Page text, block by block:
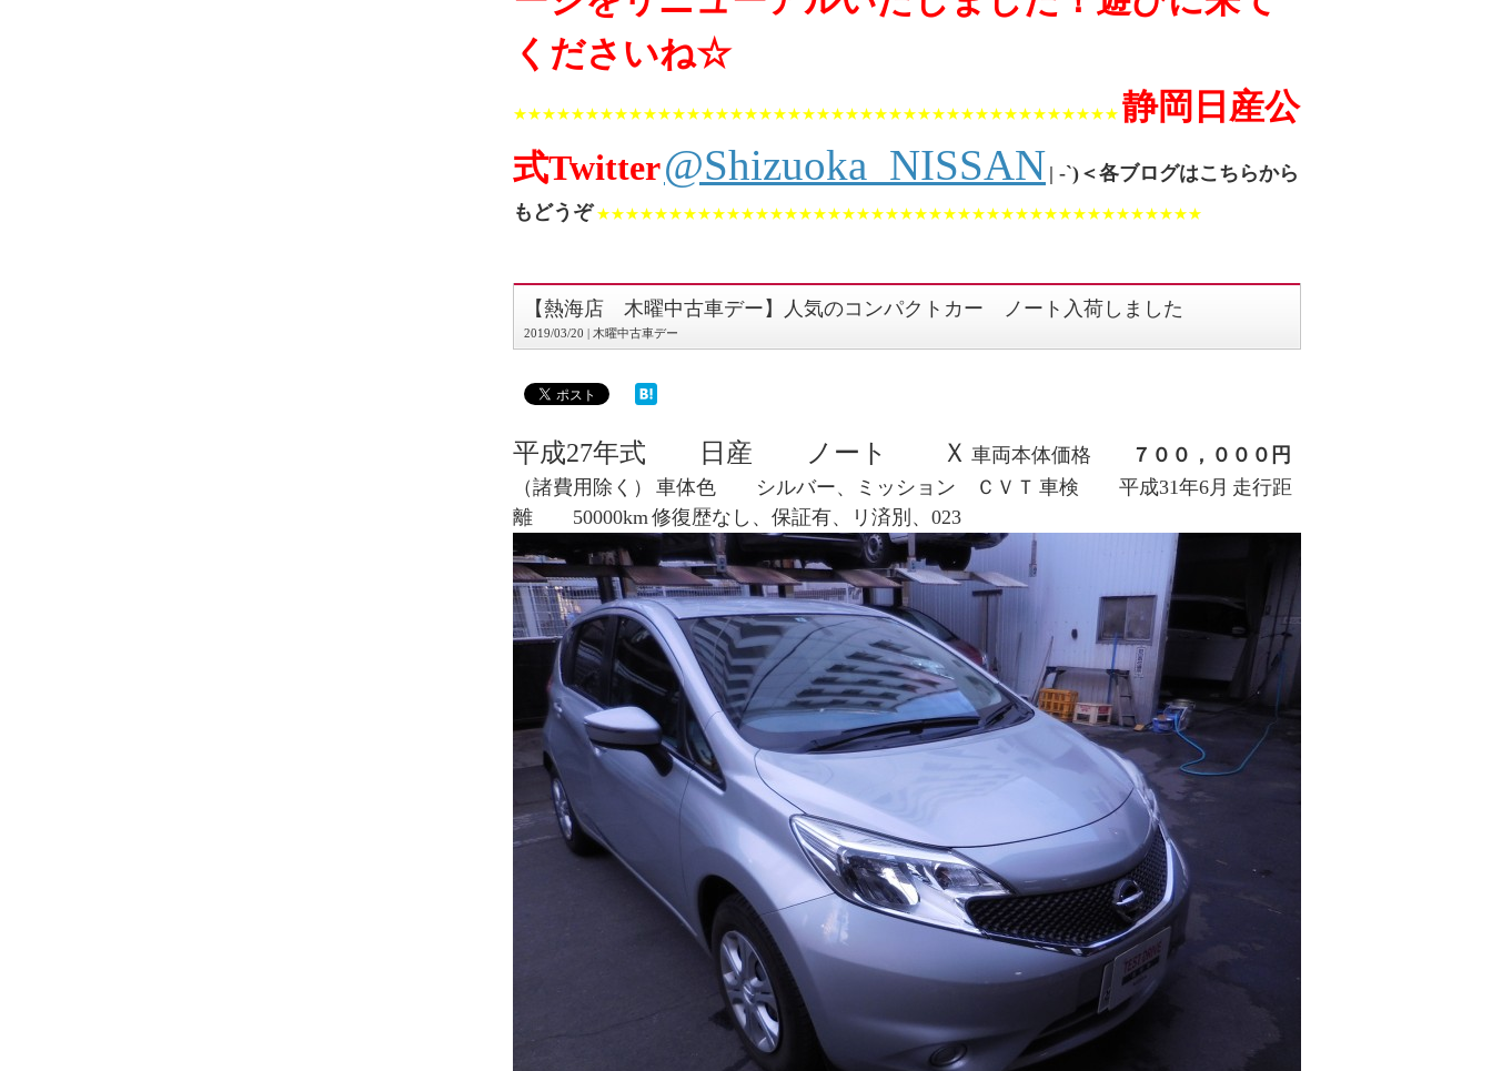
くださいね☆
★★★★★★★★★★★★★★★★★★★★★★★★★★★★★★★★★★★★★★★★★★ 静岡日産公
式Twitter@Shizuoka_NISSAN | -`)＜各ブログはこちらから
もどうぞ ★★★★★★★★★★★★★★★★★★★★★★★★★★★★★★★★★★★★★★★★★★
【熱海店 木曜中古車デー】人気のコンパクトカー ノート入荷しました
2019/03/20 | 木曜中古車デー
平成27年式 日産 ノート Ｘ 車両本体価格
７００，０００円
（諸費用除く）
車体色 シルバー、ミッション ＣＶＴ 車検 平成31年6月 走行距
離 50000km修復歴なし、保証有、リ済別、023